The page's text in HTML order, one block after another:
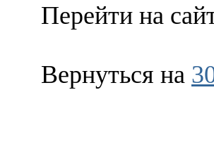
Перейти на
Вернуться на